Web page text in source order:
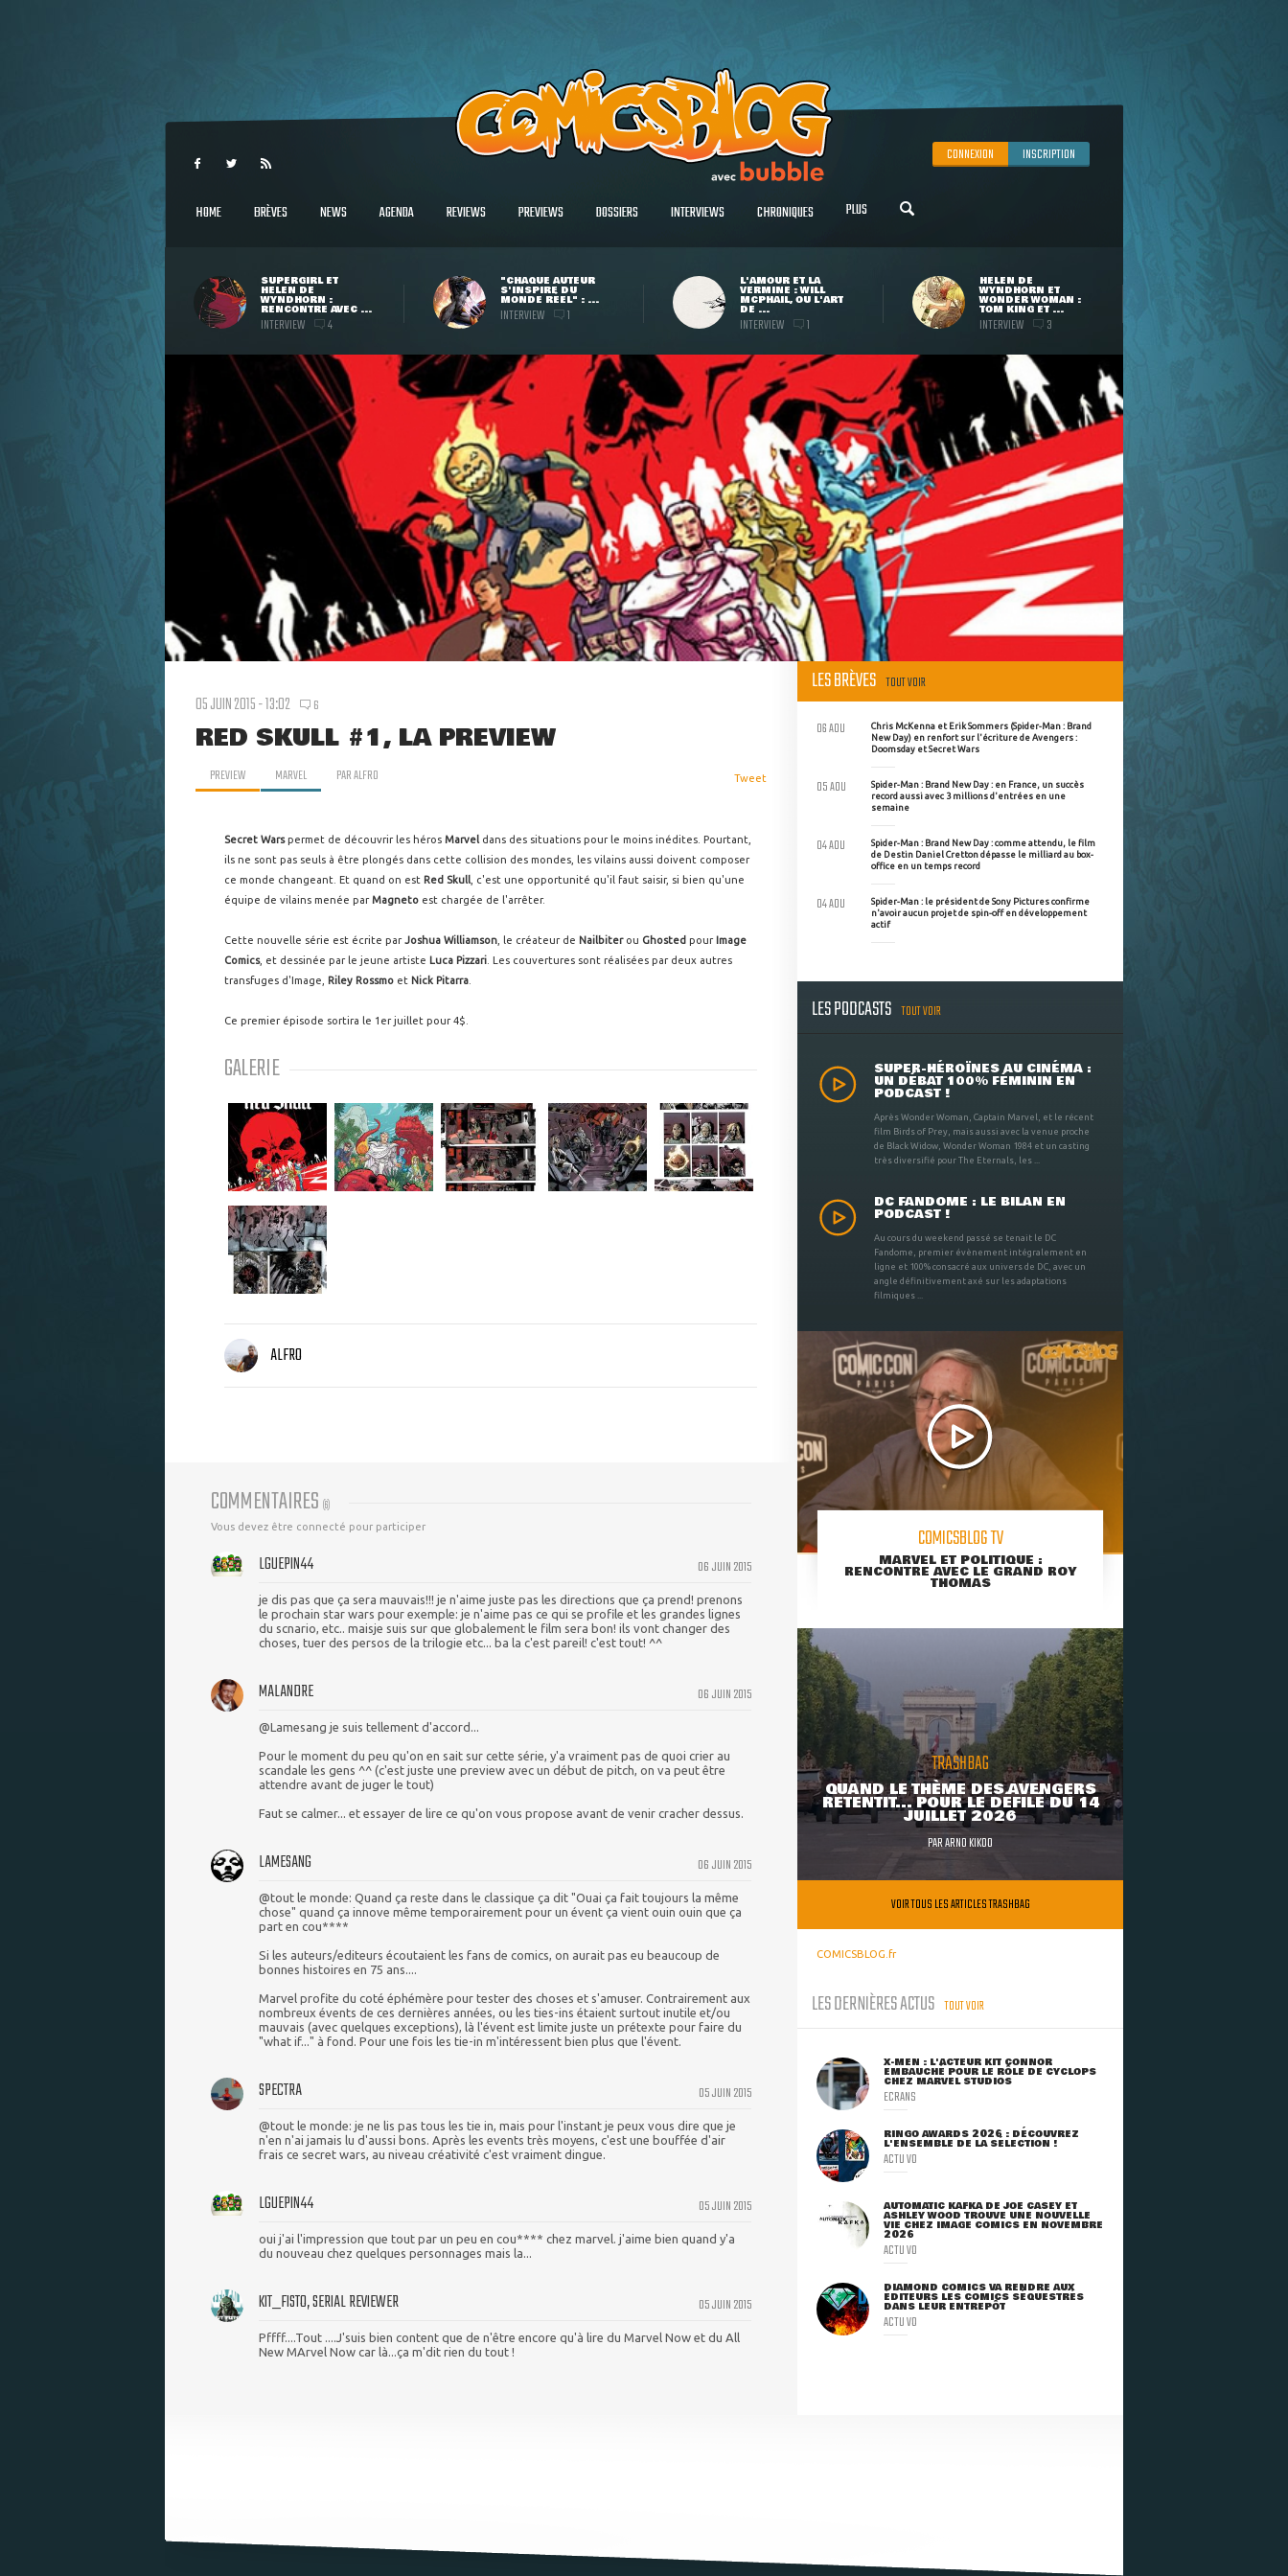
CONNEXION INSCRIPTION
HOME BRÈVES NEWS AGENDA REVIEWS PREVIEWS DOSSIERS INTERVIEWS CHRONIQUES PLUS
SUPERGIRL ET
HELEN DE
WYNDHORN :
RENCONTRE AVEC ...
INTERVIEW 4
"CHAQUE AUTEUR
S'INSPIRE DU
MONDE RÉEL" : ...
INTERVIEW 1
L'AMOUR ET LA
VERMINE : WILL
MCPHAIL, OU L'ART
DE ...
INTERVIEW 1
HELEN DE
WYNDHORN ET
WONDER WOMAN :
TOM KING ET ...
INTERVIEW 3
05 JUIN 2015 - 13:02 6
RED SKULL #1, LA PREVIEW
PREVIEW MARVEL PARALFRO Tweet
Secret Warspermet de découvrir les héros Marvel dans des situations pour le moins inédites. Pourtant,
ils ne sont pas seuls à être plongés dans cette collision des mondes, les vilains aussi doivent composer
ce monde changeant. Et quand on est Red Skull , c'est une opportunité qu'il faut saisir, si bien qu'une
équipe de vilains menée parMagneto est chargée de l'arrêter.
Cette nouvelle série est écrite parJoshua Williamson , le créateur de Nailbiterou Ghosted pour Image
Comics, et dessinée par le jeune artiste Luca Pizzari . Les couvertures sont réalisées par deux autres
transfuges d'Image, Riley Rossmo et Nick Pitarra
Ce premier épisode sortira le 1er juillet pour 4$.
GALERIE
ALFRO
COMMENTAIRES (6)
Vous devez être connecté pour participer
06 JUIN 2015
LGUEPIN44
je dis pas que ça sera mauvais!!! je n'aime juste pas les directions que ça prend! prenons
le prochain star wars pour exemple: je n'aime pas ce qui se profile et les grandes lignes
du scnario, etc.. maisje suis sur que globalement le film sera bon! ils vont changer des
choses, tuer des persos de la trilogie etc... ba la c'est pareil! c'est tout! ^^
06 JUIN 2015
MALANDRE
@Lamesang je suis tellement d'accord...
Pour le moment du peu qu'on en sait sur cette série, y'a vraiment pas de quoi crier au
scandale les gens ^^ (c'est juste une preview avec un début de pitch, on va peut être
attendre avant de juger le tout)
Faut se calmer... et essayer de lire ce qu'on vous propose avant de venir cracher dessus.
06 JUIN 2015
LAMESANG
@tout le monde: Quand ça reste dans le classique ça dit "Ouai ça fait toujours la même
chose" quand ça innove même temporairement pour un évent ça vient ouin ouin que ça
part en cou****
Si les auteurs/editeurs écoutaient les fans de comics, on aurait pas eu beaucoup de
bonnes histoires en 75 ans....
Marvel profite du coté éphémère pour tester des choses et s'amuser. Contrairement aux
nombreux évents de ces dernières années, ou les ties-ins étaient surtout inutile et/ou
mauvais (avec quelques exceptions), là l'évent est limite juste un prétexte pour faire du
"what if..." à fond. Pour une fois les tie-in m'intéressent bien plus que l'évent.
05 JUIN 2015
SPECTRA
@tout le monde: je ne lis pas tous les tie in, mais pour l'instant je peux vous dire que je
n'en n'ai jamais lu d'aussi bons. Après les events très moyens, c'est une bouffée d'air
frais ce secret wars, au niveau créativité c'est vraiment dingue.
05 JUIN 2015
LGUEPIN44
oui j'ai l'impression que tout par un peu en cou**** chez marvel. j'aime bien quand y'a
du nouveau chez quelques personnages mais la...
05 JUIN 2015
KIT_FISTO, SERIAL REVIEWER
Pffff....Tout ....J'suis bien content que de n'être encore qu'à lire du Marvel Now et du All
New MArvel Now car là...ça m'dit rien du tout !
LES BRÈVES TOUT VOIR
Chris McKenna et Erik Sommers (Spider-Man : Brand
New Day) en renfort sur l'écriture de Avengers :
Doomsday et Secret Wars
06 AOU
Spider-Man : Brand New Day : en France, un succès
record aussi avec 3 millions d'entrées en une
semaine
05 AOU
Spider-Man : Brand New Day : comme attendu, le film
de Destin Daniel Cretton dépasse le milliard au box-
office en un temps record
04 AOU
Spider-Man : le président de Sony Pictures confirme
n'avoir aucun projet de spin-off en développement
actif
04 AOU
LES PODCASTS TOUT VOIR
SUPER-HÉROÏNES AU CINÉMA :
UN DÉBAT 100% FÉMININ EN
PODCAST !
Après Wonder Woman, Captain Marvel, et le récent
film Birds of Prey, mais aussi avec la venue proche
de Black Widow, Wonder Woman 1984 et un casting
très diversifié pour The Eternals, les ...
DC FANDOME : LE BILAN EN
PODCAST !
Au cours du weekend passé se tenait le DC
Fandome, premier évènement intégralement en
ligne et 100% consacré aux univers de DC, avec un
angle définitivement axé sur les adaptations
filmiques ...
COMICSBLOG TV
MARVEL ET POLITIQUE :
RENCONTRE AVEC LE GRAND ROY
THOMAS
TRASHBAG
QUAND LE THÈME DES AVENGERS
RETENTIT... POUR LE DÉFILÉ DU 14
JUILLET 2026
PARARNO KIKOO
VOIR TOUS LES ARTICLES TRASHBAG
COMICSBLOG.fr
LES DERNIÈRES ACTUS TOUT VOIR
X-MEN : L'ACTEUR KIT CONNOR
EMBAUCHÉ POUR LE RÔLE DE CYCLOPS
CHEZ MARVEL STUDIOS
ECRANS
RINGO AWARDS 2026 : DÉCOUVREZ
L'ENSEMBLE DE LA SÉLECTION !
ACTU VO
AUTOMATIC KAFKA DE JOE CASEY ET
ASHLEY WOOD TROUVE UNE NOUVELLE
VIE CHEZ IMAGE COMICS EN NOVEMBRE
2026
ACTU VO
DIAMOND COMICS VA RENDRE AUX
ÉDITEURS LES COMICS SÉQUESTRÉS
DANS LEUR ENTREPÔT
ACTU VO